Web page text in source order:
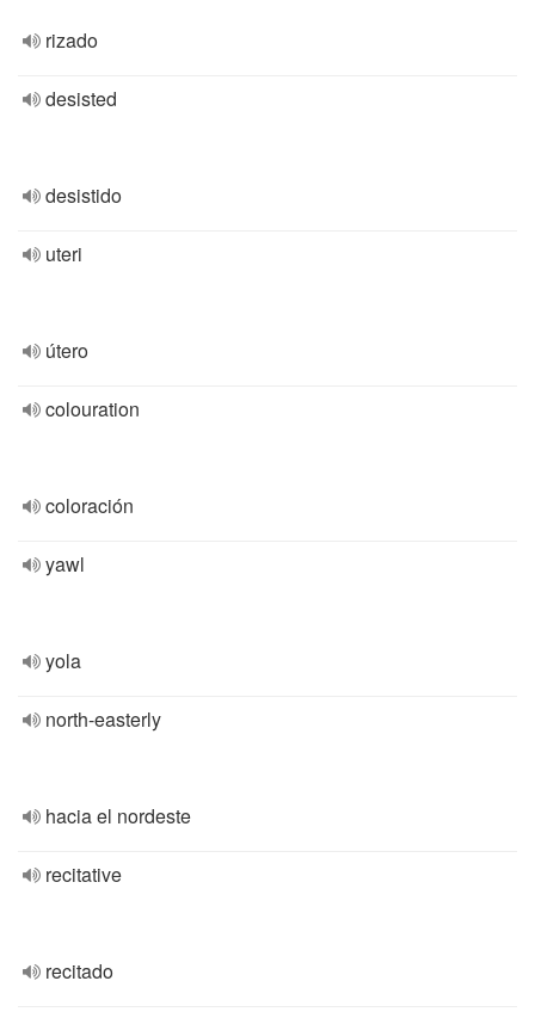
rizado
desisted
desistido
uteri
útero
colouration
coloración
yawl
yola
north-easterly
hacia el nordeste
recitative
recitado